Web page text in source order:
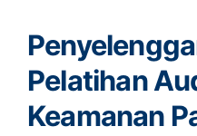
Pelatihan
Keamanan